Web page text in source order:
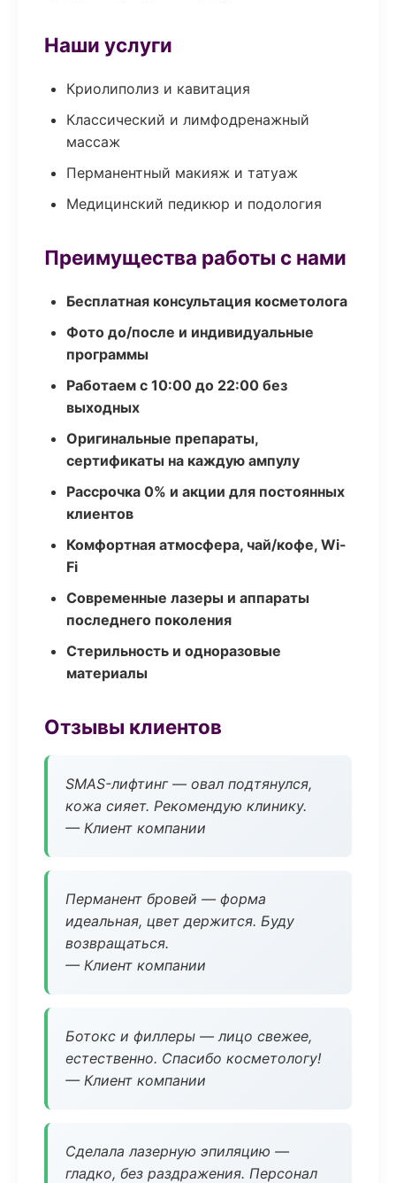
Наши услуги
Криолиполиз и кавитация
Классический и лимфодренажный
массаж
Перманентный макияж и татуаж
Медицинский педикюр и подология
Преимущества работы с нами
Бесплатная консультация косметолога
Фото до/после и индивидуальные
программы
Работаем с 10:00 до 22:00 без
выходных
Оригинальные препараты,
сертификаты на каждую ампулу
Рассрочка 0% и акции для постоянных
клиентов
Комфортная атмосфера, чай/кофе, Wi-
Fi
Современные лазеры и аппараты
последнего поколения
Стерильность и одноразовые
материалы
Отзывы клиентов
SMAS-лифтинг — овал подтянулся,
кожа сияет. Рекомендую клинику.
— Клиент компании
Перманент бровей — форма
идеальная, цвет держится. Буду
возвращаться.
— Клиент компании
Ботокс и филлеры — лицо свежее,
естественно. Спасибо косметологу!
— Клиент компании
Сделала лазерную эпиляцию —
гладко, без раздражения. Персонал